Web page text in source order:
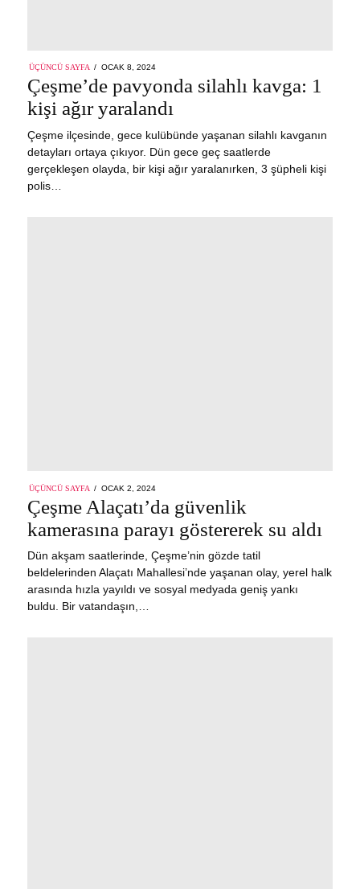
ÜÇÜNCÜ SAYFA
POSTED
OCAK 8, 2024
Çeşme’de pavyonda silahlı kavga: 1
kişi ağır yaralandı
Çeşme ilçesinde, gece kulübünde yaşanan silahlı kavganın
detayları ortaya çıkıyor. Dün gece geç saatlerde
gerçekleşen olayda, bir kişi ağır yaralanırken, 3 şüpheli kişi
polis…
ÜÇÜNCÜ SAYFA
POSTED
ON
OCAK 2, 2024
Çeşme Alaçatı’da güvenlik
kamerasına parayı göstererek su aldı
Dün akşam saatlerinde, Çeşme’nin gözde tatil
beldelerinden Alaçatı Mahallesi’nde yaşanan olay, yerel halk
arasında hızla yayıldı ve sosyal medyada geniş yankı
buldu. Bir vatandaşın,…